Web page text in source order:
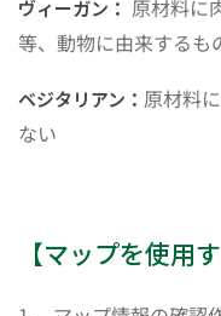
ヴィーガン： 原材料に
等、動物に由来するも
ベジタリアン： 原材料
ない
【マップを使用